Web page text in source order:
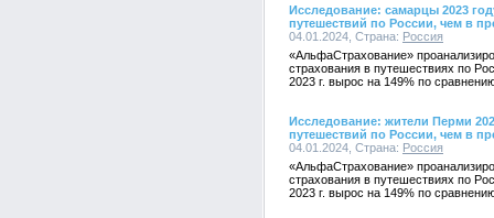
Исследование: самарцы 2023
путешествий по России, чем в
04.01.2024, Страна: Россия
«АльфаСтрахование»
страхования в путешествиях по
2023 г. вырос на 149% по
Исследование: жители Перми
путешествий по России, чем в
04.01.2024, Страна: Россия
«АльфаСтрахование»
страхования в путешествиях по
2023 г. вырос на 149% по